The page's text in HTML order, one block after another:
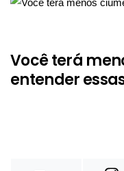
Você terá
entender